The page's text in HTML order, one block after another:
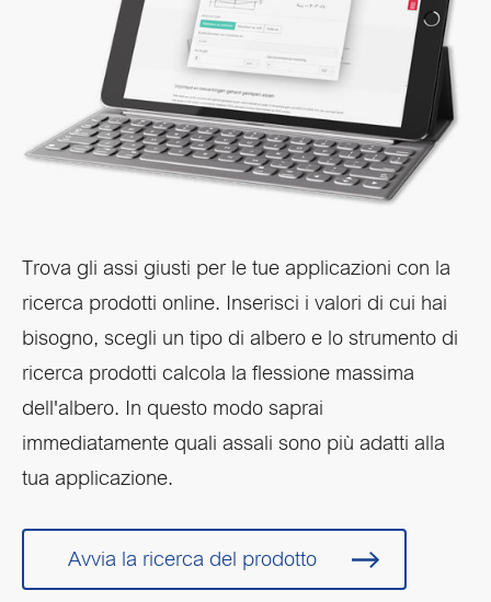
Trova gli assi giusti per le tue applicazioni con la
ricerca prodotti online. Inserisci i valori di cui hai
bisogno, scegli un tipo di albero e lo strumento di
ricerca prodotti calcola la flessione massima
dell'albero. In questo modo saprai
immediatamente quali assali sono più adatti alla
tua applicazione.
Avvia la ricerca del prodotto